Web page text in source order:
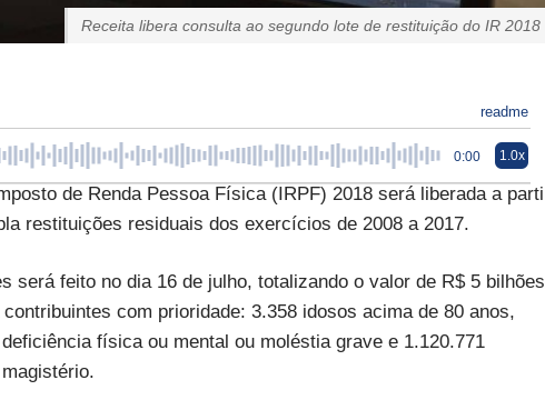
Receita libera consulta ao segundo lote de restituição do IR 2018
readme
0:00 1.0x
de Renda Pessoa Física (IRPF) 2018 será liberada a
restituições residuais dos exercícios de 2008 a 2017.
será feito no dia 16 de julho, totalizando o valor de R$ 5
com prioridade: 3.358 idosos acima de 80 anos,
física ou mental ou moléstia grave e 1.120.771